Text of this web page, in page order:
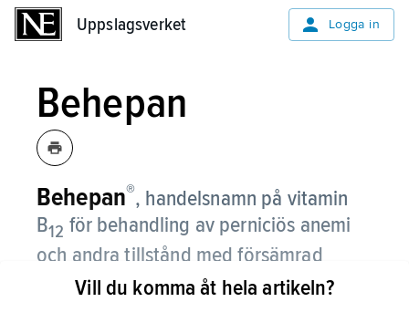
Uppslagsverket Logga in
Behepan
Behepan®, handelsnamn på vitamin
B12 för behandling av perniciös anemi
och andra tillstånd med försämrad
upptagning av vitamin B12.
Vill du komma åt hela artikeln?